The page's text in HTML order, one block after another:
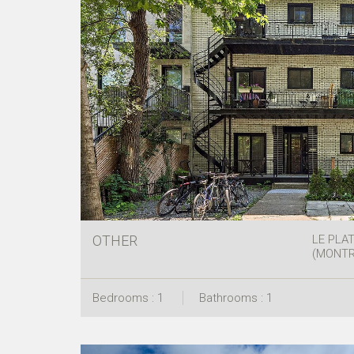
OTHER
LE
Bedrooms : 1 Bathrooms : 1